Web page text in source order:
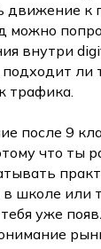
движение к
можно
внутри
подходит ли
трафика.
после 9
что ты
школе или
уже